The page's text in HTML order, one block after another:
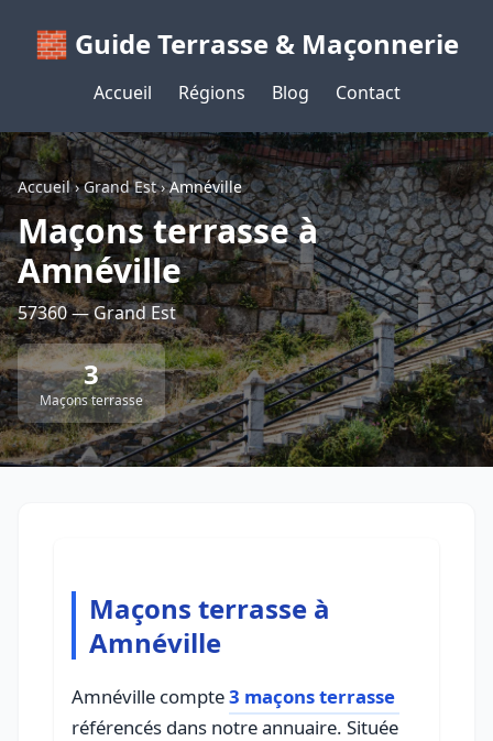
🧱 Guide Terrasse & Maçonnerie
Accueil Régions Blog Contact
Accueil›Grand Est›Amnéville
Maçons terrasse à
Amnéville
57360 — Grand Est
3
Maçons terrasse
Maçons terrasse à
Amnéville
Amnéville compte3 maçons terrasse
référencés dans notre annuaire. Située